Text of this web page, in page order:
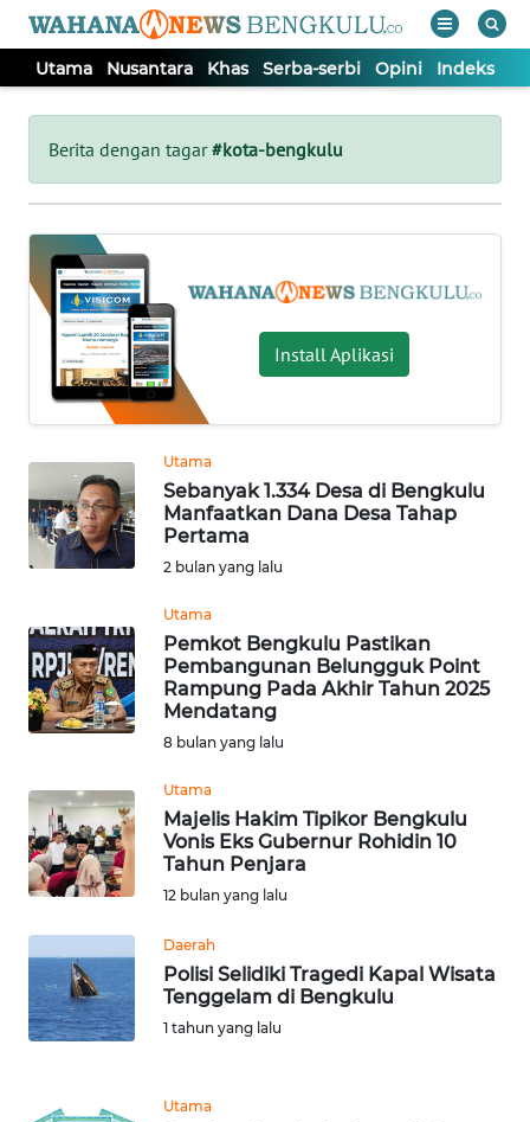
Utama Nusantara Khas Serba-serbi Opini Indeks
Berita dengan tagar#kota-bengkulu
Install Aplikasi
Utama
Sebanyak 1.334 Desa di Bengkulu
Manfaatkan Dana Desa Tahap
Pertama
2 bulan yang lalu
Utama
Pemkot Bengkulu Pastikan
Pembangunan Belungguk Point
Rampung Pada Akhir Tahun 2025
Mendatang
8 bulan yang lalu
Utama
Majelis Hakim Tipikor Bengkulu
Vonis Eks Gubernur Rohidin 10
Tahun Penjara
12 bulan yang lalu
Daerah
Polisi Selidiki Tragedi Kapal Wisata
Tenggelam di Bengkulu
1 tahun yang lalu
Utama
Tutup
UTAMA
NUSANTARA
KHAS
SERBA-
SERBI
OPINI
Informasi
BERITA
KONTAK
KAMI
INFO
IKLAN
TENTANG
KAMI
PEDOMAN
MEDIA
SIBER